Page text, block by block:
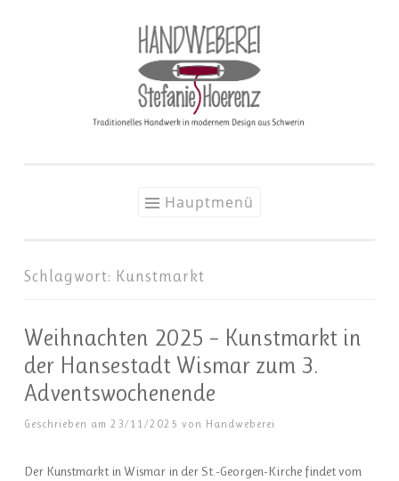
Hauptmenü
Schlagwort: Kunstmarkt
Weihnachten 2025 – Kunstmarkt in
der Hansestadt Wismar zum 3.
Adventswochenende
Geschrieben am 23/11/2025 von Handweberei
Der Kunstmarkt in Wismar in der St.-Georgen-Kirche findet vom